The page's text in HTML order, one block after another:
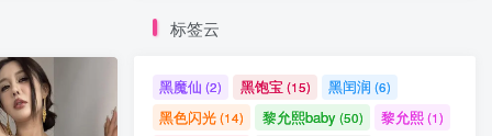
VIP会员限时特惠中...
标签云
黑魔仙 (2) 黑饱宝 (15) 黑闰润 (6)
黑色闪光(14) 黎允熙baby (50) 黎允熙(1)